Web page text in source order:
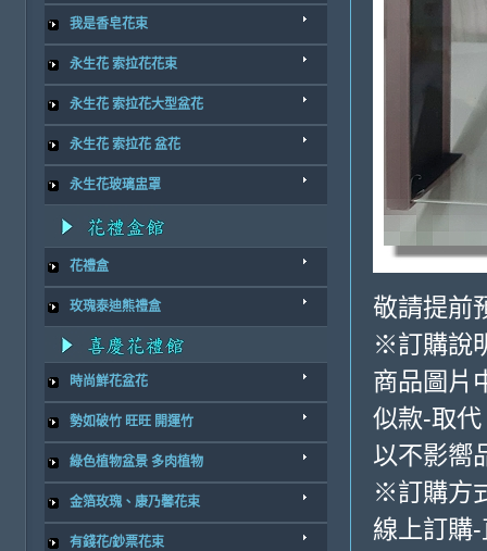
我是香皂花束
永生花 索拉花花束
永生花 索拉花大型盆花
永生花 索拉花 盆花
永生花玻璃盅罩
花禮盒
玫瑰泰迪熊禮盒
時尚鮮花盆花
勢如破竹 旺旺 開運竹
綠色植物盆景 多肉植物
金箔玫瑰、康乃馨花束
有錢花/鈔票花束
敬請提前
※訂購說
商品圖片
似款-取代
以不影嚮
※訂購方
線上訂購